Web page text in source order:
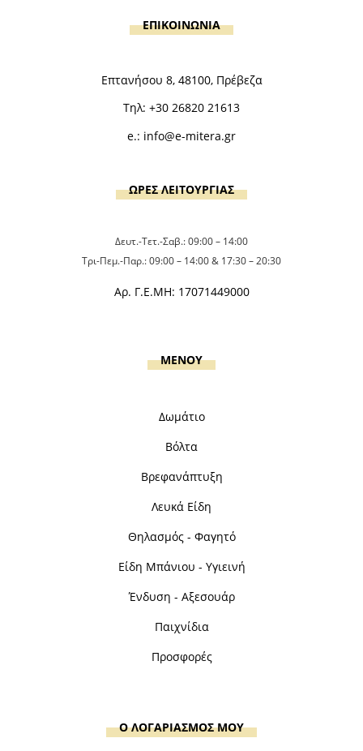
ΕΠΙΚΟΙΝΩΝΙΑ
Επτανήσου 8, 48100, Πρέβεζα
Τηλ: +30 26820 21613
e.: info@e-mitera.gr
ΩΡΕΣ ΛΕΙΤΟΥΡΓΙΑΣ
Δευτ.-Τετ.-Σαβ.: 09:00 – 14:00
Τρι-Πεμ.-Παρ.: 09:00 – 14:00 & 17:30 – 20:30
Αρ. Γ.Ε.ΜΗ: 17071449000
MENOY
Δωμάτιο
Βόλτα
Βρεφανάπτυξη
Λευκά Είδη
Θηλασμός - Φαγητό
Είδη Μπάνιου - Υγιεινή
Ένδυση - Αξεσουάρ
Παιχνίδια
Προσφορές
Ο ΛΟΓΑΡΙΑΣΜΟΣ ΜΟΥ